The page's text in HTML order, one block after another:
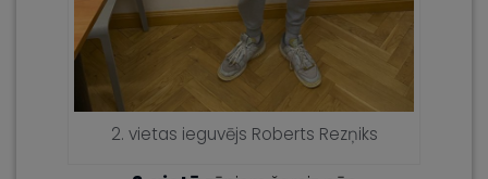
2. vietas ieguvējs Roberts Rezņiks